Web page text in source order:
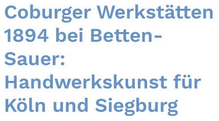
Coburger Werkstätten
1894 bei Betten-
Sauer:
Handwerkskunst für
Köln und Siegburg